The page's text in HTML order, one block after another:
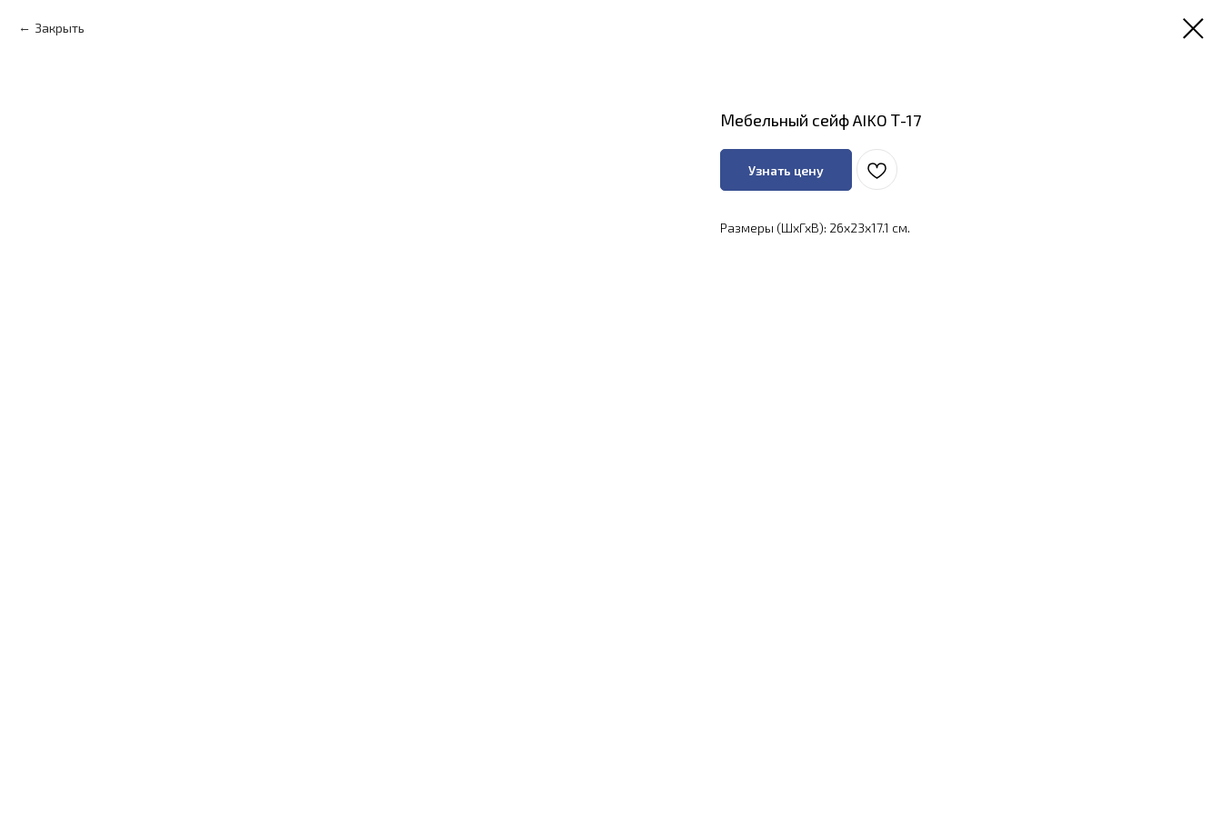
Закрыть
Мебельный сейф AIKO Т-17
Узнать цену
Размеры (ШхГхВ): 26x23x17.1 см.